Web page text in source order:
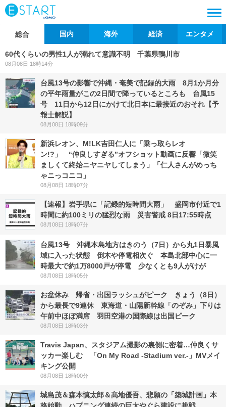
総合 国内 海外 経済 エンタメ
60代くらいの男性1人が溺れて意識不明 千葉県鴨川市
08月08日 18時14分
台風13号の影響で沖縄・奄美で記録的大雨 8月1か月分
の平年雨量がこの2日間で降っているところも 台風15
号 11日から12日にかけて北日本に最接近のおそれ【予
報士解説】
08月08日 18時09分
新浜レオン、M!LK吉田仁人に「乗っ取らレオ
ン!?」 “仲良しすぎる”オフショット動画に反響「微笑
ましくて終始ニヤニヤしてしまう」「仁人さんがめっち
ゃニっコニコ」
08月08日 18時07分
【速報】岩手県に「記録的短時間大雨」 盛岡市付近で1
時間に約100ミリの猛烈な雨 災害警戒 8日17:55時点
08月08日 18時07分
台風13号 沖縄本島地方はきのう（7日）から丸1日暴風
域に入った状態 倒木や停電相次ぐ 本島北部中心に一
時最大で約1万8000戸が停電 少なくとも9人がけが
08月08日 18時05分
お盆休み 帰省・出国ラッシュがピーク きょう（8日）
から最長で9連休 東海道・山陽新幹線「のぞみ」下りは
午前中ほぼ満席 羽田空港の国際線は出国ピーク
08月08日 18時03分
Travis Japan、スタジアム撮影の裏側に密着…仲良くサ
ッカー楽しむ 「On My Road -Stadium ver.-」MVメイ
キング公開
08月08日 18時00分
城島茂＆森本慎太郎＆髙地優吾、悲願の「築城計画」本